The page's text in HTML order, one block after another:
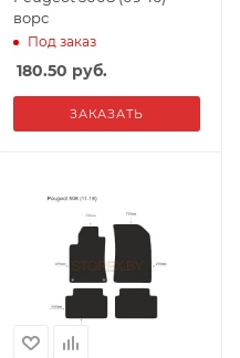
ворс
Под заказ
180.50 руб.
ЗАКАЗАТЬ